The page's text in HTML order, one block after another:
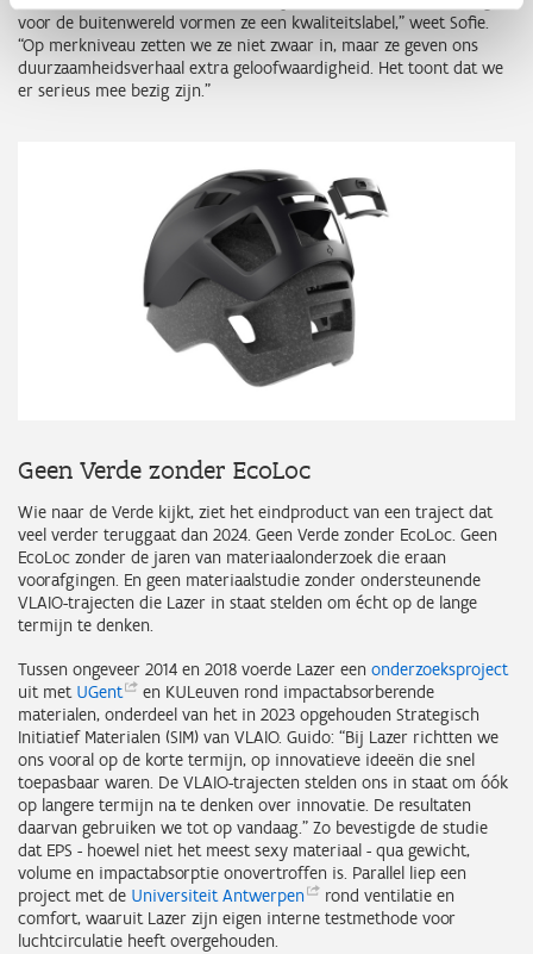
voor de buitenwereld vormen ze een kwaliteitslabel,” weet Sofie.
“Op merkniveau zetten we ze niet zwaar in, maar ze geven ons
duurzaamheidsverhaal extra geloofwaardigheid. Het toont dat we
er serieus mee bezig zijn.”
Geen Verde zonder EcoLoc
Wie naar de Verde kijkt, ziet het eindproduct van een traject dat
veel verder teruggaat dan 2024. Geen Verde zonder EcoLoc. Geen
EcoLoc zonder de jaren van materiaalonderzoek die eraan
voorafgingen. En geen materiaalstudie zonder ondersteunende
VLAIO-trajecten die Lazer in staat stelden om écht op de lange
termijn te denken.
Tussen ongeveer 2014 en 2018 voerde Lazer een onderzoeksproject
uit met UGent
en KULeuven rond impactabsorberende
materialen, onderdeel van het in 2023 opgehouden Strategisch
Initiatief Materialen (SIM) van VLAIO. Guido: “Bij Lazer richtten we
ons vooral op de korte termijn, op innovatieve ideeën die snel
toepasbaar waren. De VLAIO-trajecten stelden ons in staat om óók
op langere termijn na te denken over innovatie. De resultaten
daarvan gebruiken we tot op vandaag.” Zo bevestigde de studie
dat EPS - hoewel niet het meest sexy materiaal - qua gewicht,
volume en impactabsorptie onovertroffen is. Parallel liep een
project met de UniversiteitAntwerpen
rond ventilatie en
comfort, waaruit Lazer zijn eigen interne testmethode voor
luchtcirculatie heeft overgehouden.